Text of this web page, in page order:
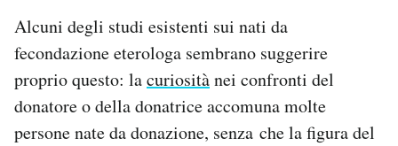
Alcuni degli studi esistenti sui nati da
fecondazione eterologa sembrano suggerire
proprio questo: lacuriositànei confronti del
donatore o della donatrice accomuna molte
persone nate da donazione, senza che la figura del